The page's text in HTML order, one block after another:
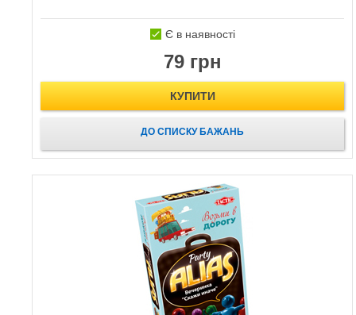
Є в наявності
79 грн
КУПИТИ
ДО СПИСКУ БАЖАНЬ